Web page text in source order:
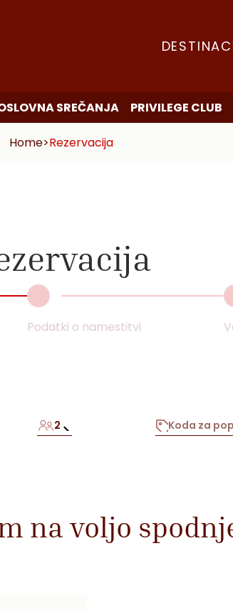
SREČANJA PRIVILEGE CLUB
Home>Rezervacija
Podatki o namestitvi
2
na voljo